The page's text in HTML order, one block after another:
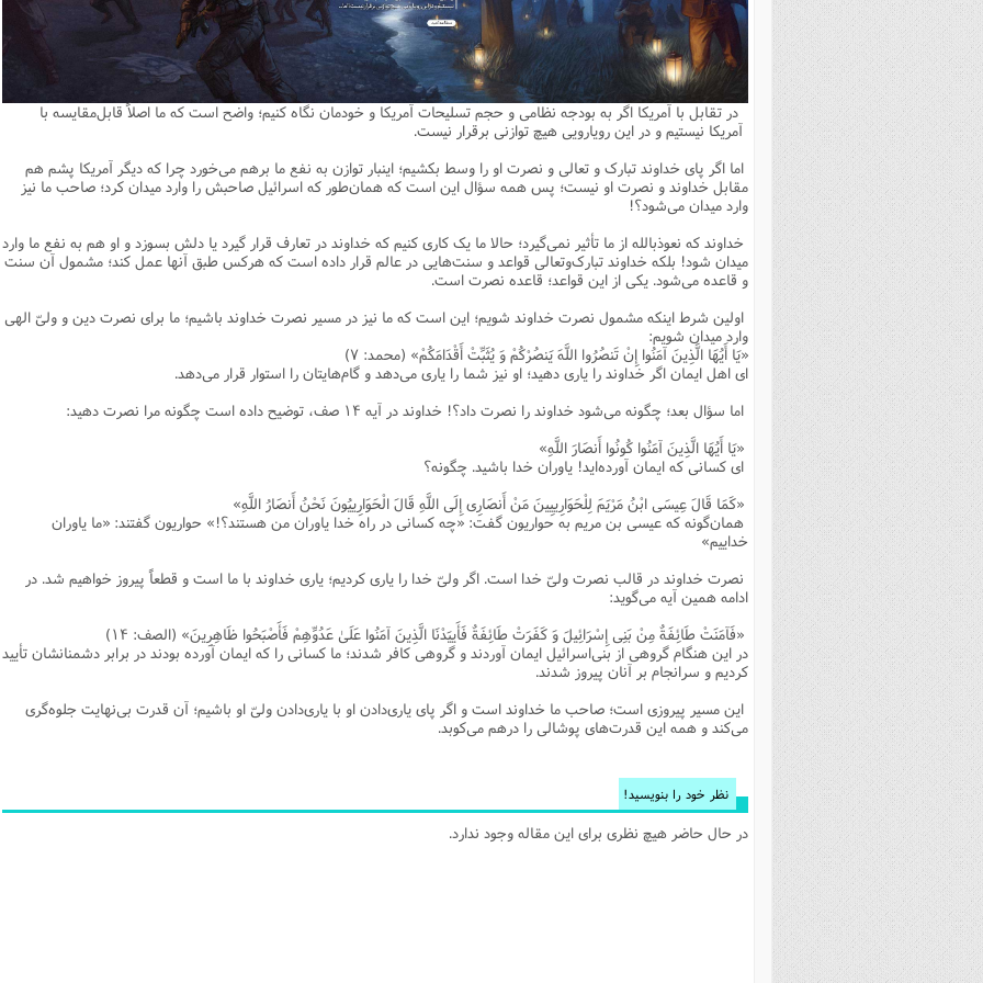
مهدویت
آداب و احکام اصناف
عمومی
فقه
اخلاق
مجموعه پرسش ها و پاسخ های دانش آموزی
بانک پژوهشگران وفرهیختگان
زندگی نامه فرهیختگان
معرفی پژوهشگران
اخبار
فرهنگی
حوزه و دانشگاه
اعتقادی
سیاسی
اجتماعی
اخبار عمومی
معرفی سایت ها
پایگاه های علمی
پایگاه های مذهبی
پایگاههای عقائد
پایگاههای فرهنگی
پایگاههای جامع موضوعات
پایگاههای اندیشمندان اسلامی
پایگاه های پاسخ گویی به احکام شرعی
پایگاه های تاریخی
پایگاه های آموزشی
اطلاعیه
نهج البلاغه
دین وجامعه دینی
دنیاو آخرت
تعاون و بررسی مسأله اعانه
توبه و امید به مغفرت
اهتمام به عمر انسان در اسلام
خداشناسی
مقامات اهل بیت (ع)
ویژگی ولایت اهل بیت (ع)
راه توشه عاشورائیان
ذکر مصیبت امام باقر علیه السلام
ذکر مصیبت امام صادق علیه السلام
ذکر مصیبت امام موسی علیه السلام
ذکر مصیبت امام رضا علیه السلام
ذکر مصیبت امام جواد علیه السلام
ذکر مصیبت امام هادی علیه السلام
ذکر مصیبت امام حسن عسکری علیه السلام
ذکر مصیبت متفرقه
کاربرد جامعه شناسی در تبلیغ
مقالات اخلاق و آداب در تبلیغ
مهارت های آموزش معارف اسلامی
روش تحقیق و منبع شناسی
اطلاعیه
سیاسی
تاریخ اسلام
اسلام
ایران
تاریخ انقلاب
جامعه شناسی
فقه
اعتقادی
رذایل
فضائل
مبانی علم اخلاق
نامه های اخلاقی
پند و اندرز
حکایات
مدیریت
مدیریت و فقه اسلامی
خلاصه کتب مدیریت
مدیریت اسلامی
آینده پژوهی
مدیریت آموزشی
مدیریت زمان
اقتصاد
فرق و مذاهب
فرق شیعی
فرق غیر شیعی
ادیان
ابراهیمی
غیر ابراهیمی
علوم قرآنی
علوم حدیث
فلسفه
محض
مضاف
کلام
اسلامی
حقوق
منتخب نشریات
ارتباطات
پيش شماره 2 فصل نامه تربیت تبلیغی
شماره اول فصل نامه تربیت تبلیغی
شماره سوم و چهارم فصل نامه تربیت تبلیغی
شماره پنج و شش فصل نامه تربیت تبلیغی
فصلنامه مطالعات معنویپيش شماره اول فصلنامه مطالعات معنوی
پيش شماره 2 فصلنامه مطالعات معنوی
شماره دوم فصل نامه مطالعات معنوی
شماره سوم فصل نامه مطالعات معنوی
شماره چهارم و پنجم فصل نامه مطالعات معنوی
شماره هشتم و نهم فصل‌نامه مطالعات معنوی
فصل نامه سبک زندگی
خانواده
متفرقه
قرآن
ادبیات عرب
فلسفه
کلام
قرآن‌پژوهی
علوم حدیث
اخلاق
در تقابل با آمریکا اگر به بودجه نظامی و حجم تسلیحات آمریکا و خودمان نگاه کنیم؛ واضح است که ما اصلاً قابل‌مقایسه با
آمریکا نیستیم و در این رویارویی هیچ توازنی برقرار نیست.
اما اگر پای خداوند تبارک و تعالی و نصرت او را وسط بکشیم؛ اینبار توازن به نفع ما برهم می‌خورد چرا که دیگر آمریکا پشم هم
مقابل خداوند و نصرت او نیست؛ پس همه سؤال این است که همان‌طور که اسرائیل صاحبش را وارد میدان کرد؛ صاحب ما نیز
وارد میدان می‌شود؟!
خداوند که نعوذبالله از ما تأثیر نمی‌گیرد؛ حالا ما یک کاری کنیم که خداوند در تعارف قرار گیرد یا دلش بسوزد و او هم به نفع ما وارد
میدان شود! بلکه خداوند تبارک‌وتعالی قواعد و سنت‌هایی در عالم قرار داده است که هرکس طبق آنها عمل کند؛ مشمول آن سنت
و قاعده می‌شود. یکی از این قواعد؛ قاعده نصرت است.
اولین شرط اینکه مشمول نصرت خداوند شویم؛ این است که ما نیز در مسیر نصرت خداوند باشیم؛ ما برای نصرت دین و ولیّ الهی
وارد میدان شویم:
«یَا أَیُهَا الَّذِینَ آمَنُوا إِنْ تَنصُرُوا اللَّهَ یَنصُرْکُمْ وَ یُثَبِّتْ أَقْدَامَکُمْ» (محمد: ۷)
ای اهل ایمان اگر خداوند را یاری دهید؛ او نیز شما را یاری می‌دهد و گام‌هایتان را استوار قرار می‌دهد.
اما سؤال بعد؛ چگونه می‌شود خداوند را نصرت داد؟! خداوند در آیه ۱۴ صف، توضیح داده است چگونه مرا نصرت دهید:
«یَا أَیُهَا الَّذِینَ آمَنُوا کُونُوا أَنصَارَ اللَّهِ»
ای کسانی که ایمان آورده‌اید! یاوران خدا باشید. چگونه؟
«کَمَا قَالَ عِیسَی ابْنُ مَرْیَمَ لِلْحَوَارِییِینَ مَنْ أَنصَارِی إِلَی اللَّهِ قَالَ الْحَوَارِییُونَ نَحْنُ أَنصَارُ اللَّهِ»
همان‌گونه که عیسی بن مریم به حواریون گفت: «چه کسانی در راه خدا یاوران من هستند؟!» حواریون گفتند: «ما یاوران
خداییم»
نصرت خداوند در قالب نصرت ولیّ خدا است. اگر ولیّ خدا را یاری کردیم؛ یاری خداوند با ما است و قطعاً پیروز خواهیم شد. در
ادامه همین آیه می‌گوید:
«فَآمَنَتْ طَائِفَةٌ مِنْ بَنِی إِسْرَائِیلَ وَ کَفَرَتْ طَائِفَةٌ فَأَییَدْنَا الَّذِینَ آمَنُوا عَلَیٰ عَدُوِّهِمْ فَأَصْبَحُوا ظَاهِرِینَ» (الصف: ۱۴)
در این هنگام گروهی از بنی‌اسرائیل ایمان آوردند و گروهی کافر شدند؛ ما کسانی را که ایمان آورده بودند در برابر دشمنانشان تأیید
کردیم و سرانجام بر آنان پیروز شدند.
این مسیر پیروزی است؛ صاحب ما خداوند است و اگر پای یاری‌دادن او با یاری‌دادن ولیّ او باشیم؛ آن قدرت بی‌نهایت جلوه‌گری
می‌کند و همه این قدرت‌های پوشالی را درهم می‌کوبد.
نظر خود را بنویسید!
در حال حاضر هیچ نظری برای این مقاله وجود ندارد.